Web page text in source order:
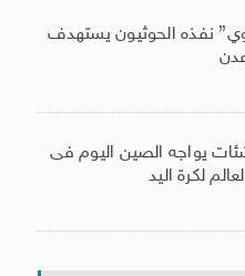
نفذه الحوثيون يستهدف
يواجه الصين اليوم فى
لكرة اليد